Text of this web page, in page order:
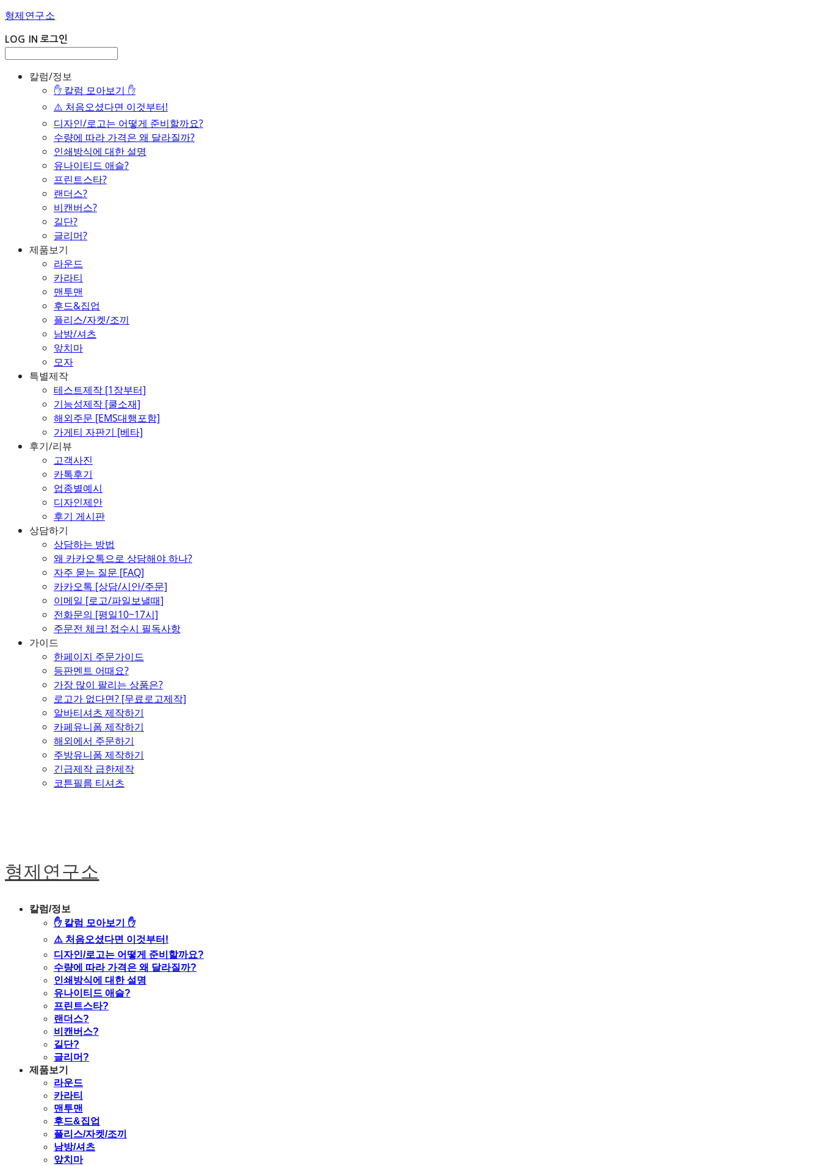
형제연구소
LOG IN 로그인
칼럼/정보
✋ 칼럼 모아보기 ✋
⚠️ 처음오셨다면 이것부터!
디자인/로고는 어떻게 준비할까요?
수량에 따라 가격은 왜 달라질까?
인쇄방식에 대한 설명
유나이티드 애슬?
프린트스타?
랜더스?
비캔버스?
길단?
글리머?
제품보기
라운드
카라티
맨투맨
후드&집업
플리스/자켓/조끼
남방/셔츠
앞치마
모자
특별제작
테스트제작 [1장부터]
기능성제작 [쿨소재]
해외주문 [EMS대행포함]
가게티 자판기 [베타]
후기/리뷰
고객사진
카톡후기
업종별예시
디자인제안
후기 게시판
상담하기
상담하는 방법
왜 카카오톡으로 상담해야 하나?
자주 묻는 질문 [FAQ]
카카오톡 [상담/시안/주문]
이메일 [로고/파일보낼때]
전화문의 [평일10~17시]
주문전 체크! 접수시 필독사항
가이드
한페이지 주문가이드
등판멘트 어때요?
가장 많이 팔리는 상품은?
로고가 없다면? [무료로고제작]
알바티셔츠 제작하기
카페유니폼 제작하기
해외에서 주문하기
주방유니폼 제작하기
긴급제작 급한제작
코튼필름 티셔츠
형제연구소
칼럼/정보
✋ 칼럼 모아보기 ✋
⚠️ 처음오셨다면 이것부터!
디자인/로고는 어떻게 준비할까요?
수량에 따라 가격은 왜 달라질까?
인쇄방식에 대한 설명
유나이티드 애슬?
프린트스타?
랜더스?
비캔버스?
길단?
글리머?
제품보기
라운드
카라티
맨투맨
후드&집업
플리스/자켓/조끼
남방/셔츠
앞치마